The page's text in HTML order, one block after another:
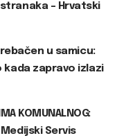
– Hrvatski
u samicu:
kada zapravo izlazi
KOMUNALNOG:
Servis